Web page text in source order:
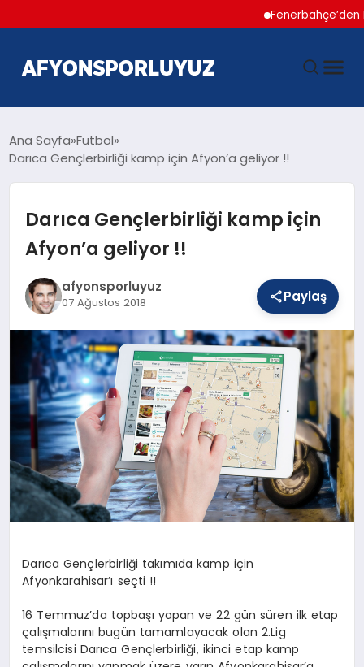
Fenerbahçe’den
AFYONSPOR
FUTBOL
Ana Sayfa Futbol
Darıca Gençlerbirliği kamp için Afyon’a geliyor !!
Darıca Gençlerbirliği kamp için
Afyon’a geliyor !!
afyonsporluyuz
07 Ağustos 2018 Paylaş
Darıca Gençlerbirliği takımıda kamp için
Afyonkarahisar’ı seçti !!
16 Temmuz’da topbaşı yapan ve 22 gün süren ilk etap
çalışmalarını bugün tamamlayacak olan 2.Lig
temsilcisi Darıca Gençlerbirliği, ikinci etap kamp